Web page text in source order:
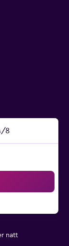
8
natt